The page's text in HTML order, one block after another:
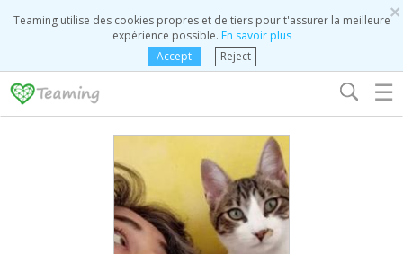
×
Teaming utilise des cookies propres et de tiers pour t'assurer la meilleure
expérience possible. En savoir plus
Accept
Reject
☰